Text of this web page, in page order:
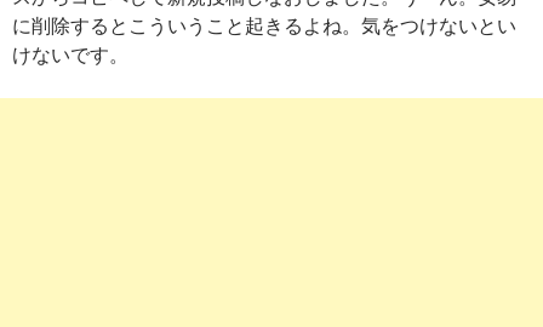
に削除するとこういうこと起きるよね。気をつけないとい
けないです。